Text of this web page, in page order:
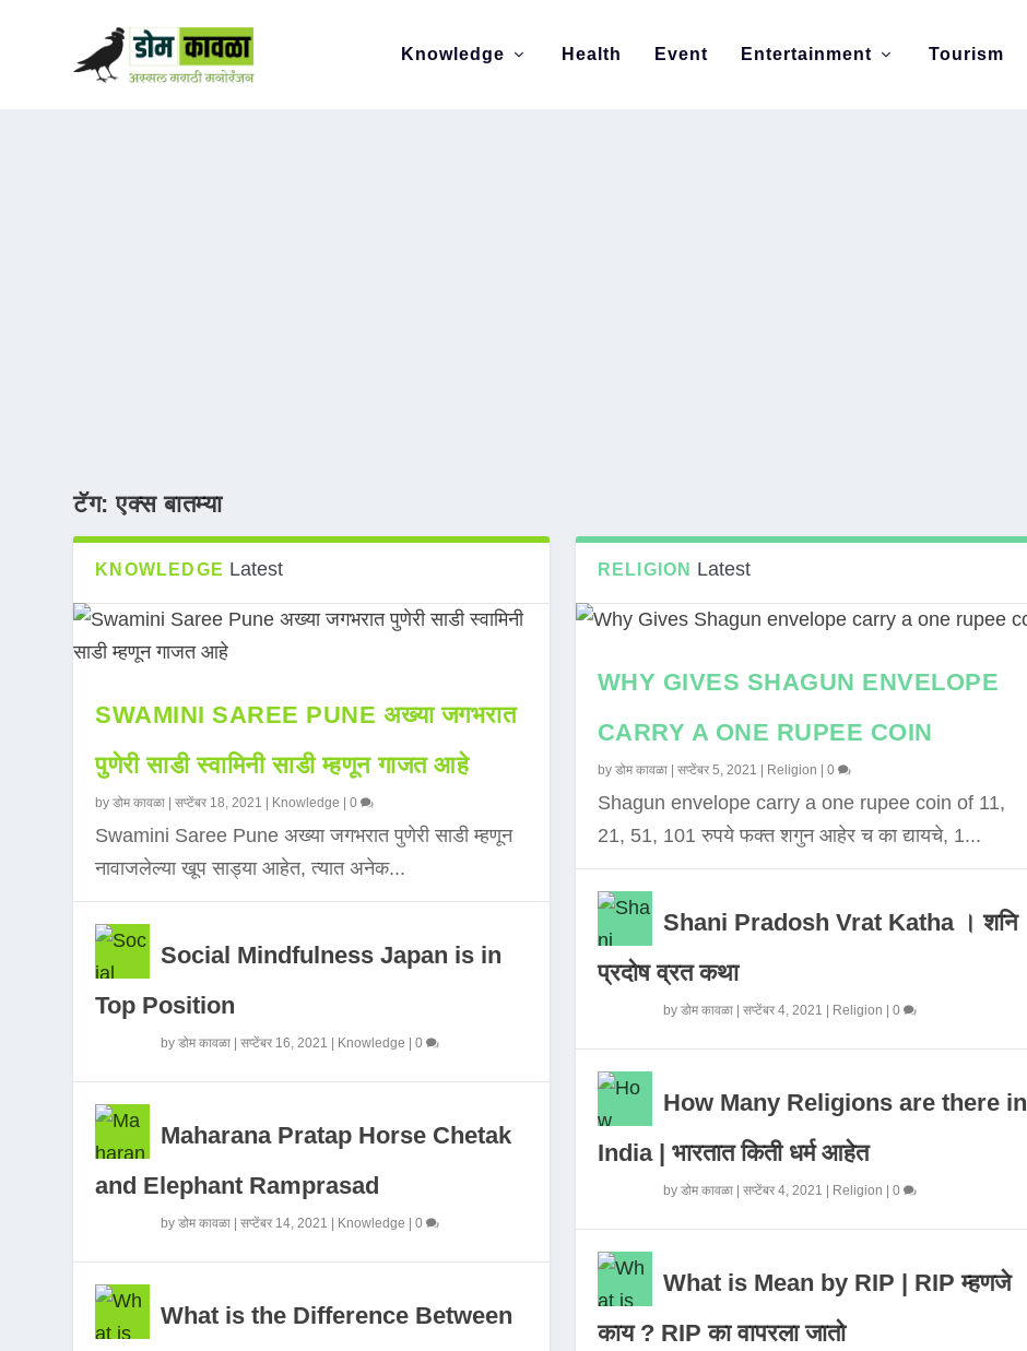
Knowledge Health Event Entertainment Tourism
टॅग:एक्स बातम्या
KNOWLEDGE Latest
SWAMINI SAREE PUNE अख्या जगभरात
पुणेरी साडी स्वामिनी साडी म्हणून गाजत आहे
byडोम कावळा |सप्टेंबर 18, 2021 Knowledge |0
Swamini Saree Pune अख्या जगभरात पुणेरी साडी म्हणून
नावाजलेल्या खूप साड्या आहेत, त्यात अनेक...
Social Mindfulness Japan is in
Top Position
byडोम कावळा |सप्टेंबर 16, 2021 Knowledge |0
Maharana Pratap Horse Chetak
and Elephant Ramprasad
byडोम कावळा |सप्टेंबर 14, 2021 Knowledge |0
What is the Difference Between
RELIGION Latest
WHY GIVES SHAGUN ENVELOPE
CARRY A ONE RUPEE COIN
by डोम कावळा| सप्टेंबर 5, 2021 Religion 0
Shagun envelope carry a one rupee coin of 11,
21, 51, 101 रुपये फक्त शगुन आहेर च का द्यायचे, 1...
Shani Pradosh Vrat Katha । शनि
प्रदोष व्रत कथा
by डोम कावळा| सप्टेंबर 4, 2021 Religion 0
How Many Religions are there in
India | भारतात किती धर्म आहेत
by डोम कावळा| सप्टेंबर 4, 2021 Religion 0
What is Mean by RIP | RIP म्हणजे
काय ? RIP का वापरला जातो